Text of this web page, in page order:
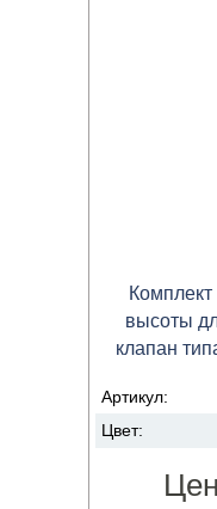
высоты
клапан
Артикул:
Цвет: